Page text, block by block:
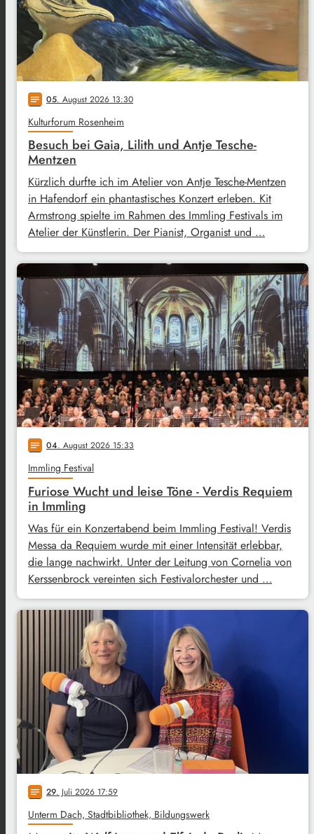
notes 05. August 2026 13:30
Kulturforum Rosenheim
Besuch bei Gaia, Lilith und Antje Tesche-
Mentzen
Kürzlich durfte ich im Atelier von Antje Tesche-Mentzen
in Hafendorf ein phantastisches Konzert erleben. Kit
Armstrong spielte im Rahmen des Immling Festivals im
Atelier der Künstlerin. Der Pianist, Organist und …
notes 04. August 2026 15:33
Immling Festival
Furiose Wucht und leise Töne - Verdis Requiem
in Immling
Was für ein Konzertabend beim Immling Festival! Verdis
Messa da Requiem wurde mit einer Intensität erlebbar,
die lange nachwirkt. Unter der Leitung von Cornelia von
Kerssenbrock vereinten sich Festivalorchester und …
notes 29. Juli 2026 17:59
Unterm Dach, Stadtbibliothek, Bildungswerk